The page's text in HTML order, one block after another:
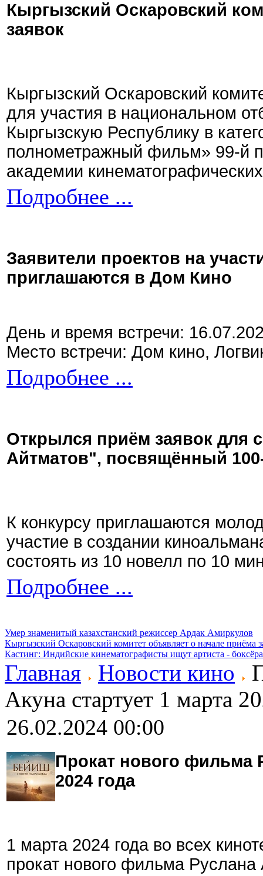
Кыргызский Оскаровский
заявок
Кыргызский Оскаровский
для участия в национальном
Кыргызскую Республику в
полнометражный фильм» 99-й
академии
Подробнее ...
Заявители проектов на
приглашаются в Дом Кино
День и время встречи:
Место встречи: Дом кино,
Подробнее ...
Открылся приём заявок для
Айтматов", посвящённый
К конкурсу приглашаются
участие в создании
состоять из 10 новелл по 10
Подробнее ...
Умер знаменитый казахстанский режиссер Ардак Амиркулов
Кыргызский Оскаровский комитет объявляет о начале приёма
Кастинг: Индийские кинематографисты ищут артиста -
Главная Новости кино
Акуна стартует 1 марта
26.02.2024 00:00
Прокат нового фильма
2024 года
1 марта 2024 года во всех
прокат нового фильма